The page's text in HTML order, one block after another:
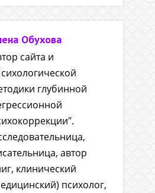
Обухова
сайта и
глубинной
автор
клинический
психолог,